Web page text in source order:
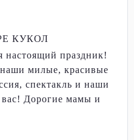
КУКОЛ
настоящий праздник!
милые, красивые
спектакль и наши
вас! Дорогие мамы и